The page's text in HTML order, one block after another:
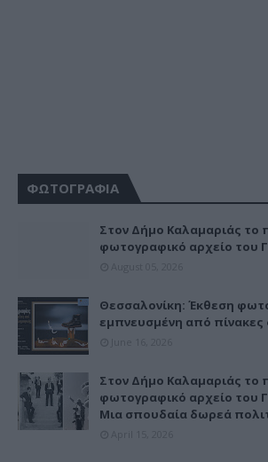
ΦΩΤΟΓΡΑΦΙΑ
Στον Δήμο Καλαμαριάς το
φωτογραφικό αρχείο του
Θεσσαλονίκη: Έκθεση
εμπνευσμένη από πίνακες
Στον Δήμο Καλαμαριάς το
φωτογραφικό αρχείο του
Μια σπουδαία δωρεά